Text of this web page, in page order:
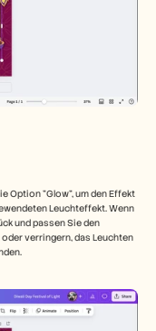
Option "Glow", um den Effekt
Leuchteffekt. Wenn
und passen Sie den
verringern, das Leuchten